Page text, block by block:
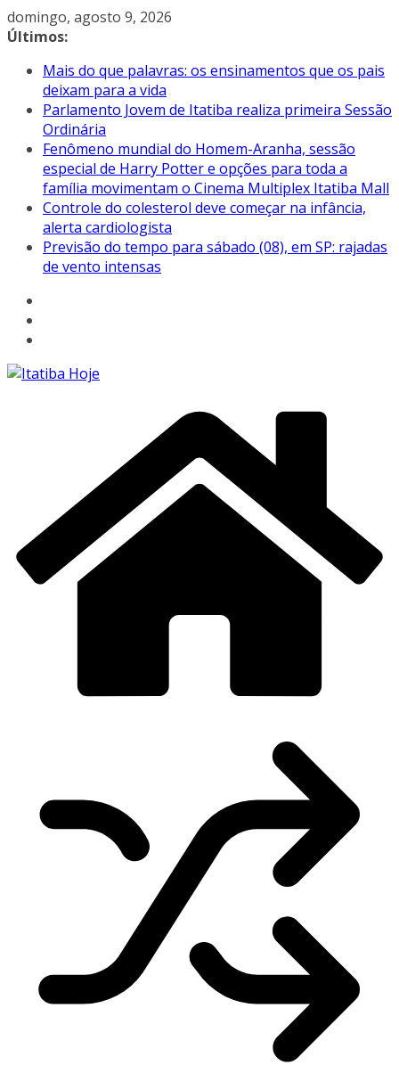
Pular
para
conteúdo
domingo, agosto 9, 2026
Últimos:
Mais do que palavras: os ensinamentos que os pais
deixam para a vida
Parlamento Jovem de Itatiba realiza primeira Sessão
Ordinária
Fenômeno mundial do Homem-Aranha, sessão
especial de Harry Potter e opções para toda a
família movimentam o Cinema Multiplex Itatiba Mall
Controle do colesterol deve começar na infância,
alerta cardiologista
Previsão do tempo para sábado (08), em SP: rajadas
de vento intensas